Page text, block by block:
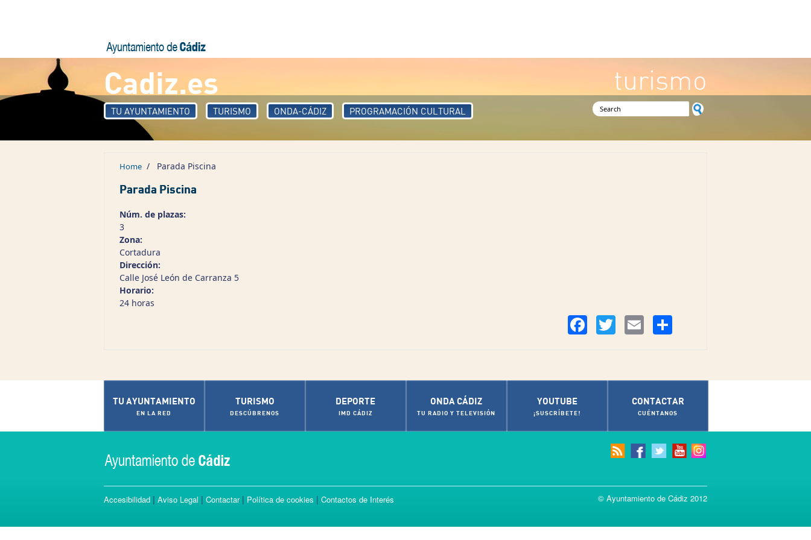
Cadiz.es turismo
TU AYUNTAMIENTO TURISMO ONDA-CÁDIZ PROGRAMACIÓN CULTURAL Search form
Home / Parada Piscina
Parada Piscina
Núm. de plazas:
3
Zona:
Cortadura
Dirección:
Calle José León de Carranza 5
Horario:
24 horas
FacebookTwitter Email
TU AYUNTAMIENTO
EN LA RED
TURISMO
DESCÚBRENOS
DEPORTE
IMD CÁDIZ
ONDA CÁDIZ
TU RADIO Y TELEVISIÓN
YOUTUBE
¡SUSCRÍBETE!
CONTACTAR
CUÉNTANOS
Accesibilidad | Aviso Legal | Contactar| Política de cookies | Contactos de Interés © Ayuntamiento de Cádiz 2012